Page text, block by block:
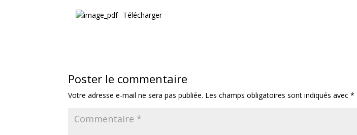
Télécharger
Poster le commentaire
Votre adresse e-mail ne sera pas publiée. Les champs obligatoires sont indiqués avec*